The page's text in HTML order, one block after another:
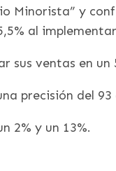
Minorista” y
al
sus ventas en
precisión del 93
2% y un 13%.